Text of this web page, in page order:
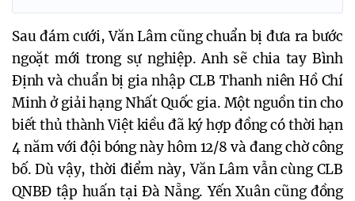
Sau đám cưới, Văn Lâm cũng chuẩn bị đưa ra bước
ngoặt mới trong sự nghiệp. Anh sẽ chia tay Bình
Định và chuẩn bị gia nhập CLB Thanh niên Hồ Chí
Minh ở giải hạng Nhất Quốc gia. Một nguồn tin cho
biết thủ thành Việt kiều đã ký hợp đồng có thời hạn
4 năm với đội bóng này hôm 12/8 và đang chờ công
bố. Dù vậy, thời điểm này, Văn Lâm vẫn cùng CLB
QNBĐ tập huấn tại Đà Nẵng. Yến Xuân cũng đồng